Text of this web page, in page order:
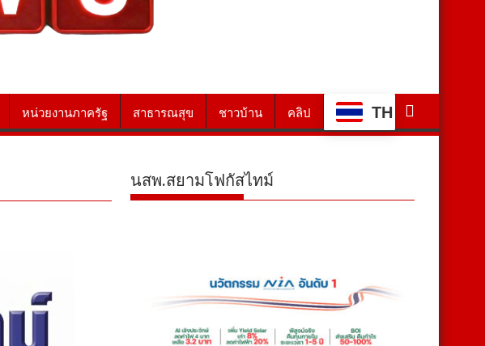
หน่วยงานภาครัฐ สาธารณสุข ชาวบ้าน คลิป TH
นสพ.สยามโฟกัสไทม์